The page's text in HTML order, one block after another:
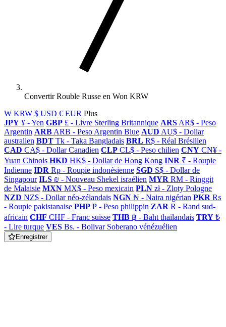
Convertir Rouble Russe en Won KRW
₩ KRW $ USD € EUR Plus
JPY ¥ - Yen GBP £ - Livre Sterling Britannique ARS AR$ - Peso
Argentin ARB ARB - Peso Argentin Blue AUD AU$ - Dollar
australien BDT Tk - Taka Bangladais BRL R$ - Réal Brésilien
CAD CA$ - Dollar Canadien CLP CL$ - Peso chilien CNY CN¥ -
Yuan Chinois HKD HK$ - Dollar de Hong Kong INR ₹ - Roupie
Indienne IDR Rp - Roupie indonésienne SGD S$ - Dollar de
Singapour ILS ₪ - Nouveau Shekel israélien MYR RM - Ringgit
de Malaisie MXN MX$ - Peso mexicain PLN zł - Zloty Pologne
NZD NZ$ - Dollar néo-zélandais NGN ₦ - Naira nigérian PKR ₨
- Roupie pakistanaise PHP ₱ - Peso philippin ZAR R - Rand sud-
africain CHF CHF - Franc suisse THB ฿ - Baht thaïlandais TRY ₺
- Lire turque VES Bs. - Bolivar Soberano vénézuélien
Enregistrer